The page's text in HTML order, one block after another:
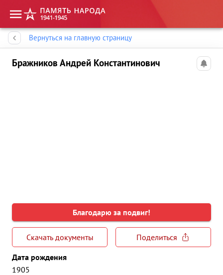
Вернуться на главную страницу
Бражников Андрей Константинович
Благодарю за подвиг!
Скачать документы
Поделиться
Дата рождения
1905
Память народа